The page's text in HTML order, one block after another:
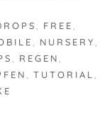
FREE
NURSERY
REGEN
,TUTORIAL